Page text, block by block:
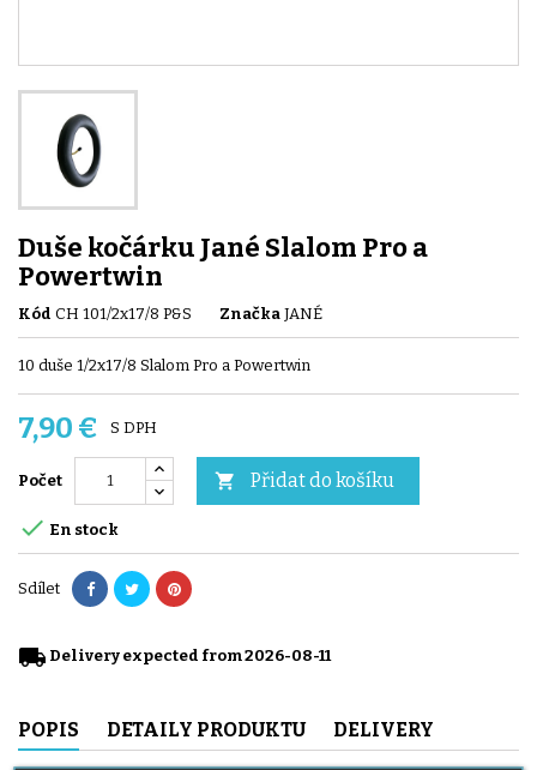
Duše kočárku Jané Slalom Pro a
Powertwin
Kód CH 101/2x17/8 P&S Značka JANÉ
10 duše 1/2x17/8 Slalom Pro a Powertwin
7,90 € S DPH
Počet  Přidat do košíku
 En stock
Sdílet
local_shipping Delivery expected from 2026-08-11
POPIS DETAILY PRODUKTU DELIVERY